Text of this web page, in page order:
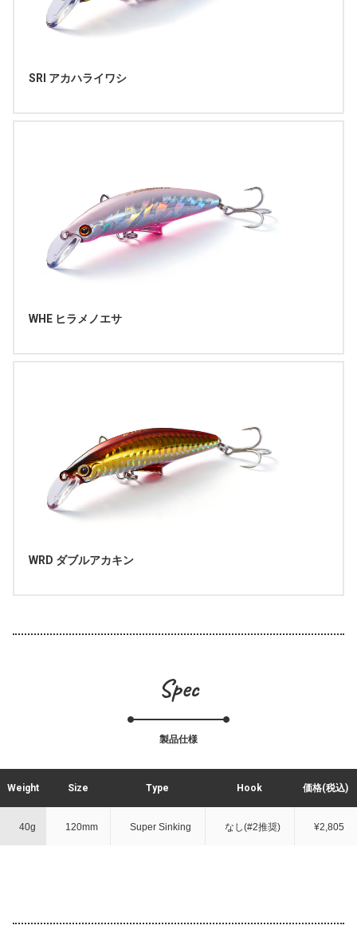
SRI アカハライワシ
WHE ヒラメノエサ
WRD ダブルアカキン
Spec
製品仕様
Weight Size Type Hook 価格(税込)
40g 120mm Super Sinking なし(#2推奨) ¥2,805